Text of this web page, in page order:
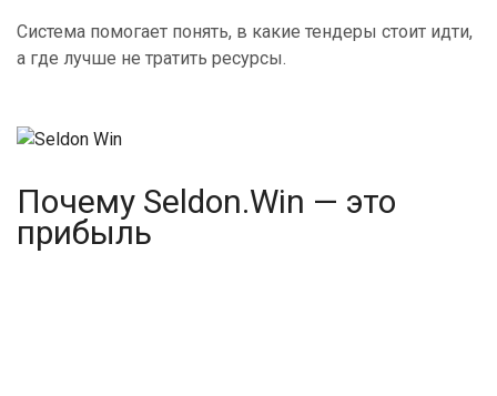
Система помогает понять, в какие тендеры стоит идти,
а где лучше не тратить ресурсы.
Почему Seldon.Win — это
прибыль